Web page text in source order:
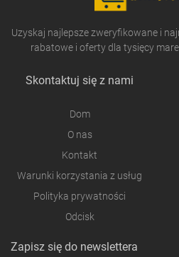
Uzyskaj najlepsze zweryfikowane i
rabatowe i oferty dla tysięcy
Skontaktuj się z nami
Dom
O nas
Kontakt
Warunki korzystania z usług
Polityka prywatności
Odcisk
Zapisz się do newslettera